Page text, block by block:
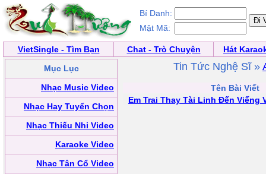
Bí Danh:
Mật Mã:
VietSingle - Tìm Bạn Chat - Trò Chuyện
Hát
Mục Lục
Nhạc Music Video
Nhạc Hay Tuyển Chọn
Nhạc Thiếu Nhi Video
Karaoke Video
Nhạc Tân Cổ Video
Tin Tức Nghệ Sĩ »
Tên Bài Viết
Em Trai Thay Tài Linh Đến Viếng